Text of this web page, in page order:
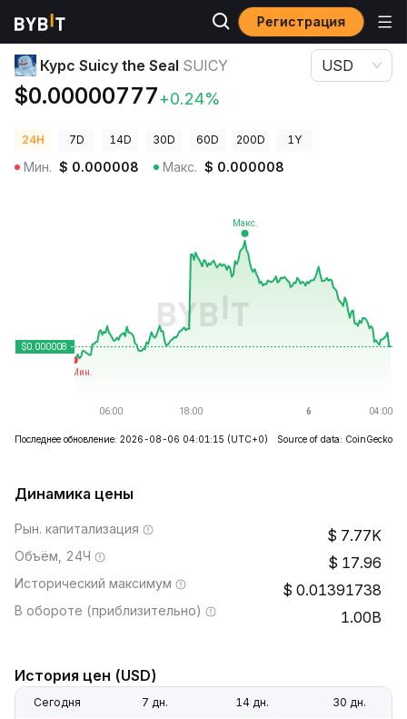
Регистрация
Цены криптовалют Курс Suicy the Seal SUICY
Курс Suicy the Seal SUICY
$0.00000777+0.24%
USD
24H 7D 14D 30D 60D 200D 1Y
Мин. $ 0.000008 Макс. $ 0.000008
Последнее обновление: 2026-08-06 04:01:15 (UTC+0) Source of data: CoinGecko
Динамика цены
Рын. капитализация 7.77K
Объём, 24Ч 17.96
Исторический максимум 0.01391738
В обороте (приблизительно) 1.00B
История цен (USD)
Сегодня 7 дн. 14 дн. 30 дн.